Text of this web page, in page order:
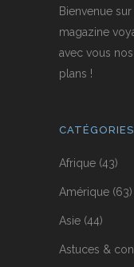
Bienvenue
magazine
avec vous
plans !
CATÉGORIES
Afrique (43)
Amérique (63)
Asie (44)
Astuces &